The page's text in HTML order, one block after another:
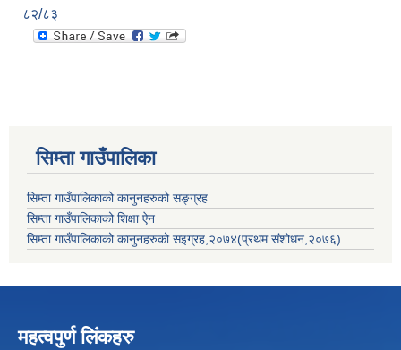
८२/८३
सिम्ता गाउँपालिका
सिम्ता गाउँपालिकाको कानुनहरुको सङ्ग्रह
सिम्ता गाउँपालिकाको शिक्षा ऐन
सिम्ता गाउँपालिकाको कानुनहरुको सइग्रह,२०७४(प्रथम संशोधन,२०७६)
महत्वपुर्ण लिंकहरु